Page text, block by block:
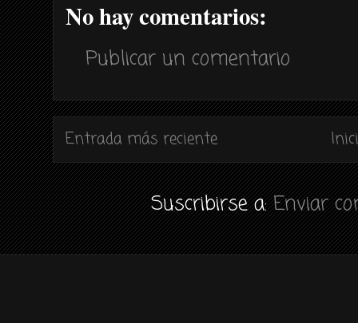
No hay comentarios:
Publicar un comentario
Entrada más reciente
Suscribirse a:Enviar